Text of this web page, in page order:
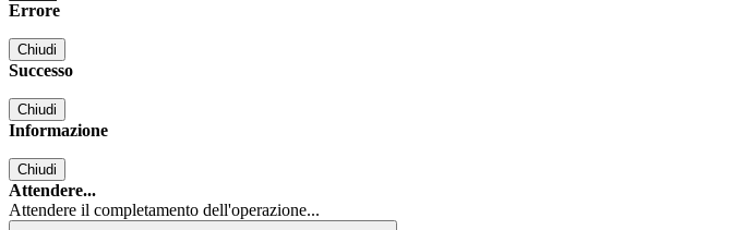
Errore
Chiudi
Successo
Chiudi
Informazione
Chiudi
Attendere...
Attendere il completamento dell'operazione...